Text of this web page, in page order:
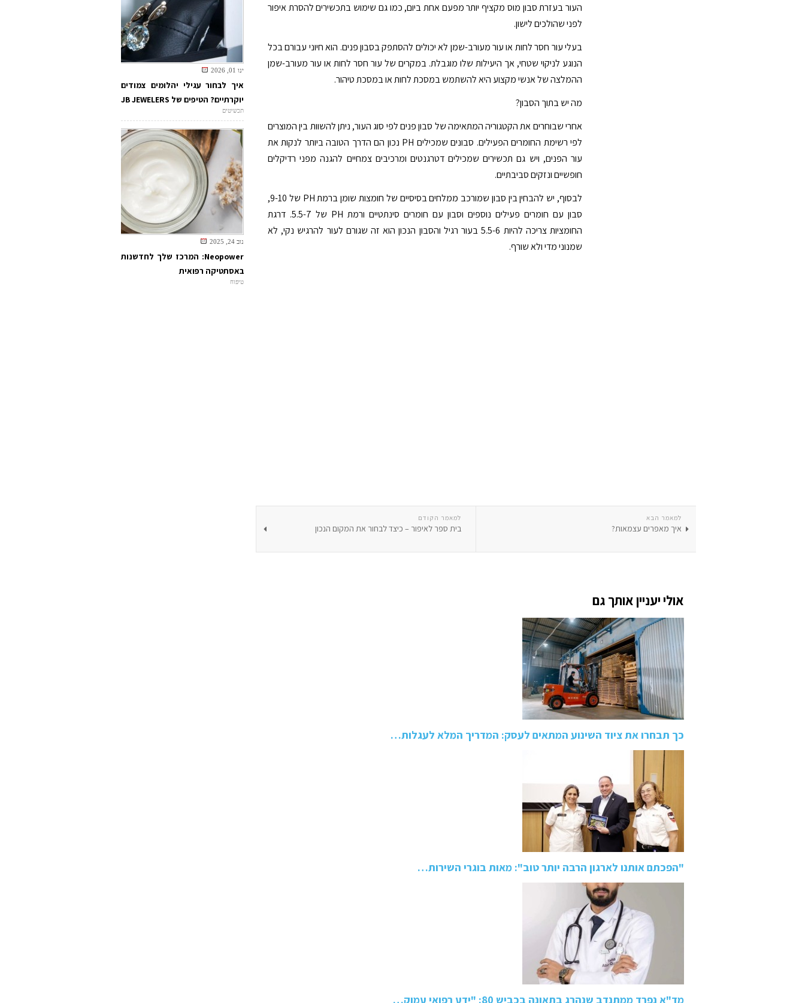
העור בעזרת סבון מוס מקציף יותר מפעם אחת ביום, כמו גם שימוש בתכשירים להסרת איפור
לפני שהולכים לישון.
בעלי עור חסר לחות או עור מעורב-שמן לא יכולים להסתפק בסבון פנים. הוא חיוני עבורם בכל
הנוגע לניקוי שטחי, אך היעילות שלו מוגבלת. במקרים של עור חסר לחות או עור מעורב-שמן
ההמלצה של אנשי מקצוע היא להשתמש במסכת לחות או במסכת טיהור.
מה יש בתוך הסבון?
אחרי שבוחרים את הקטגוריה המתאימה של סבון פנים לפי סוג העור, ניתן להשוות בין המוצרים
לפי רשימת החומרים הפעילים. סבונים שמכילים PH נכון הם הדרך הטובה ביותר לנקות את
עור הפנים, ויש גם תכשירים שמכילים דטרגנטים ומרכיבים צמחיים להגנה מפני רדיקלים
חופשיים ונזקים סביבתיים.
לבסוף, יש להבחין בין סבון שמורכב ממלחים בסיסיים של חומצות שומן ברמת PH של 9-10,
סבון עם חומרים פעילים נוספים וסבון עם חומרים סינתטיים ורמת PH של 5.5-7. דרגת
החומציות צריכה להיות 5.5-6 בעור רגיל והסבון הנכון הוא זה שגורם לעור להרגיש נקי, לא
שמנוני מדי ולא שורף.
למאמר הקודם
בית ספר לאיפור – כיצד לבחור את המקום הנכון
למאמר הבא
איך מאפרים עצמאות?
אולי יעניין אותך גם
כך תבחרו את ציוד השינוע המתאים לעסק: המדריך המלא לעגלות…
"הפכתם אותנו לארגון הרבה יותר טוב": מאות בוגרי השירות…
מד"א נפרד ממתנדב שנהרג בתאונה בכביש 80: "ידע רפואי עמוק…
ינו 01, 2026
איך לבחור עגילי יהלומים צמודים
יוקרתיים? הטיפים של JB JEWELERS
תכשיטים
נוב 24, 2025
Neopower: המרכז שלך לחדשנות
באסתטיקה רפואית
טיפוח